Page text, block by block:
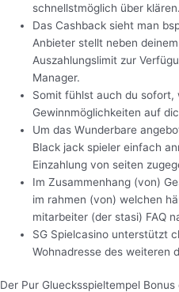
schnellstmöglich über klären.
Das Cashback sieht man
Anbieter stellt neben
Auszahlungslimit zur
Manager.
Somit fühlst auch du sofort,
Gewinnmöglichkeiten auf
Um das Wunderbare
Black jack spieler einfach
Einzahlung von seiten
Im Zusammenhang (von)
im rahmen (von) welchen
mitarbeiter (der stasi) FAQ
SG Spielcasino unterstützt
Wohnadresse des weiteren
Der Pur Gluecksspieltempel